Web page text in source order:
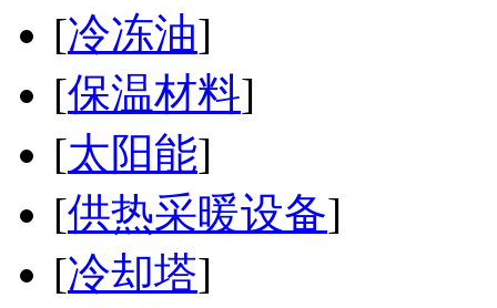
[冷冻油]
[保温材料]
[太阳能]
[供热采暖设备]
[冷却塔]